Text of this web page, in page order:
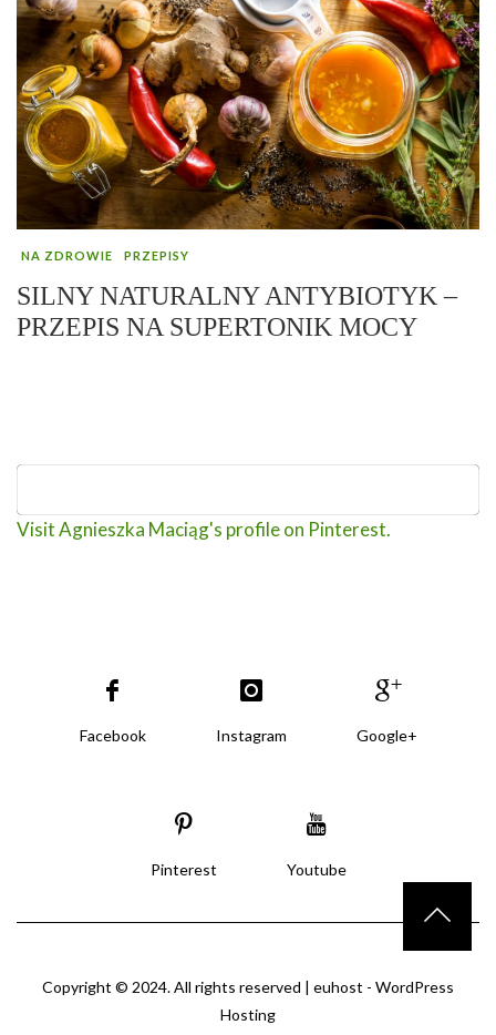
NA ZDROWIE PRZEPISY
SILNY NATURALNY ANTYBIOTYK –
PRZEPIS NA SUPERTONIK MOCY
Visit Agnieszka Maciąg's profile on Pinterest.
Facebook Instagram Google+
Pinterest Youtube
Copyright © 2024. All rights reserved | euhost - WordPress
Hosting